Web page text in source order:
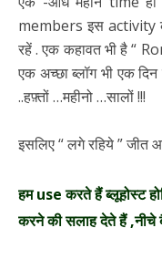
members इस activity
रहें . एक कहावत भी है “
एक अच्छा ब्लॉग भी एक
..हफ़्तों …महीनो …सालों !!!
इसलिए “ लगे रहिये ” जीत
हम use करते हैं ब्लूहोस्ट
करने की सलाह देते हैं ,नीचे